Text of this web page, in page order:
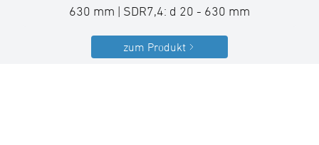
630 mm | SDR7,4: d 20 - 630 mm
zum Produkt